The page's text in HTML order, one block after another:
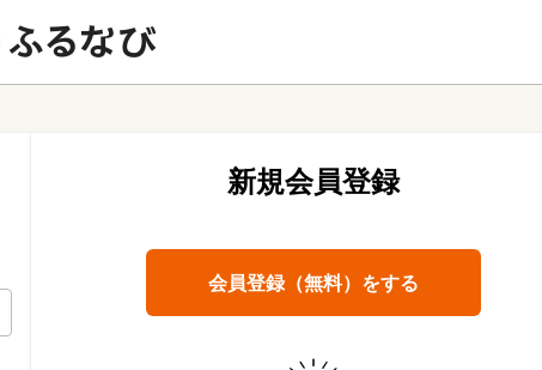
新規会員登録
会員登録（無料）をする